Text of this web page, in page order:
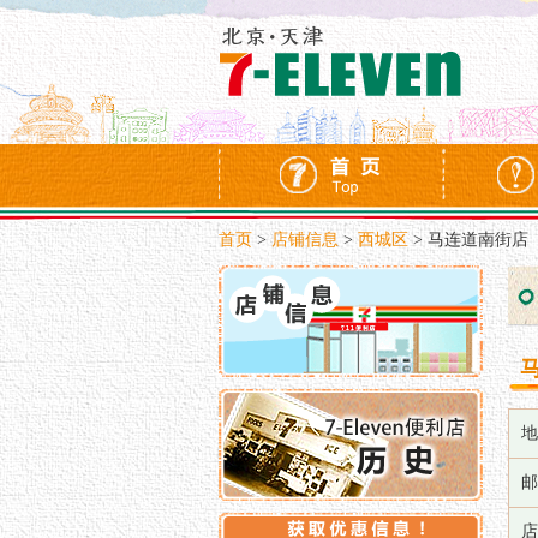
首页 >店铺信息 >西城区> 马连道南街店